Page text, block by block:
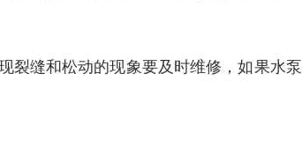
裂缝和松动的现象要及时维修，如果水